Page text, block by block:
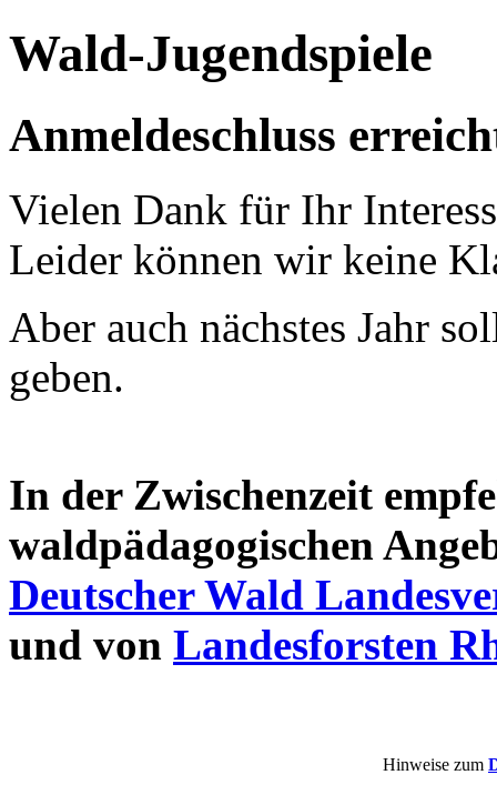
Wald-Jugendspiele
Anmeldeschluss
Vielen Dank für Ihr
Leider können wir keine
Aber auch nächstes Jahr
geben.
In der Zwischenzeit
waldpädagogischen
Deutscher Wald
und von Landesforsten
Hinweise zum